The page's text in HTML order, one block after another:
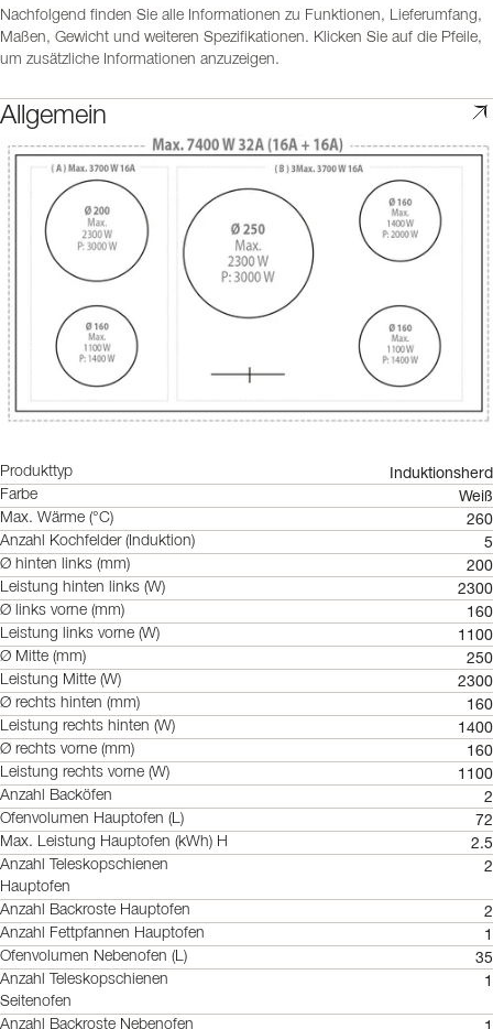
Nachfolgend finden Sie alle Informationen zu Funktionen, Lieferumfang,
Maßen, Gewicht und weiteren Spezifikationen. Klicken Sie auf die Pfeile,
um zusätzliche Informationen anzuzeigen.
Allgemein
Produkttyp Induktionsherd
Farbe Weiß
Max. Wärme (°C) 260
Anzahl Kochfelder (Induktion) 5
Ø hinten links (mm) 200
Leistung hinten links (W) 2300
Ø links vorne (mm) 160
Leistung links vorne (W) 1100
Ø Mitte (mm) 250
Leistung Mitte (W) 2300
Ø rechts hinten (mm) 160
Leistung rechts hinten (W) 1400
Ø rechts vorne (mm) 160
Leistung rechts vorne (W) 1100
Anzahl Backöfen 2
Ofenvolumen Hauptofen (L) 72
Max. Leistung Hauptofen (kWh) H 2.5
Anzahl Teleskopschienen
Hauptofen
2
Anzahl Backroste Hauptofen 2
Anzahl Fettpfannen Hauptofen 1
Ofenvolumen Nebenofen (L) 35
Anzahl Teleskopschienen
Seitenofen
1
Anzahl Backroste Nebenofen